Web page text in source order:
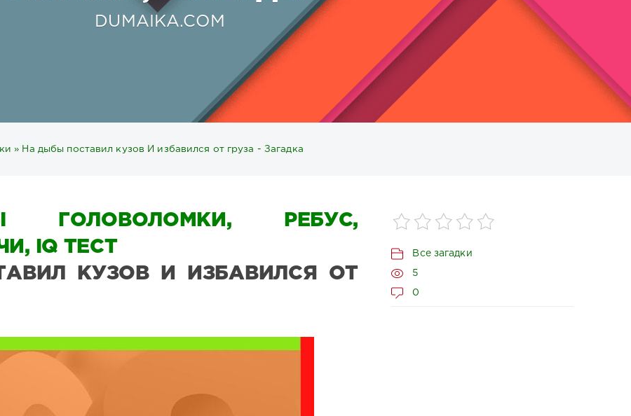
DUMAIKA.COM
» На дыбы поставил кузов И избавился от груза - Загадка
ГОЛОВОЛОМКИ, РЕБУС,
IQ ТЕСТ
КУЗОВ И ИЗБАВИЛСЯ ОТ
Все загадки
5
0